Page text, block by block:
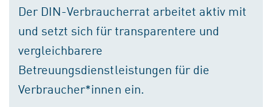
Der DIN-Verbraucherrat arbeitet aktiv mit
und setzt sich für transparentere und
vergleichbarere
Betreuungsdienstleistungen für die
Verbraucher*innen ein.